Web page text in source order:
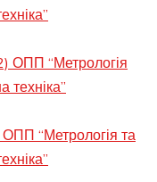
ОПП “Метрологія
техніка”
“Метрологія та